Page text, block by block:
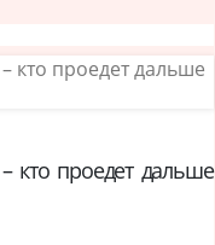
кто проедет дальше